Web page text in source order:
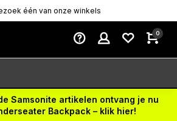
één van onze winkels
0
Samsonite artikelen ontvang je nu
Backpack – klik hier!